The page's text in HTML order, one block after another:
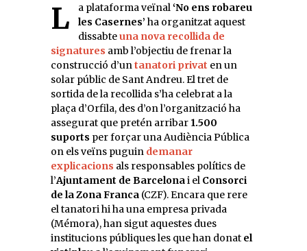
La plataforma veïnal‘No ens robareu
les Casernes’ ha organitzat aquest
dissabteuna nova recollida de
signatures amb l’objectiu de frenar la
construcció d’untanatori privat en un
solar públic de Sant Andreu. El tret de
sortida de la recollida s’ha celebrat a la
plaça d’Orfila, des d’on l’organització ha
assegurat que pretén arribar 1.500
suports per forçar una Audiència Pública
on els veïns puguin demanar
explicacions als responsables polítics de
l’Ajuntament de Barcelonai el Consorci
de la Zona Franca (CZF). Encara que rere
el tanatori hi ha una empresa privada
(Mémora), han sigut aquestes dues
institucions públiques les que han donat el